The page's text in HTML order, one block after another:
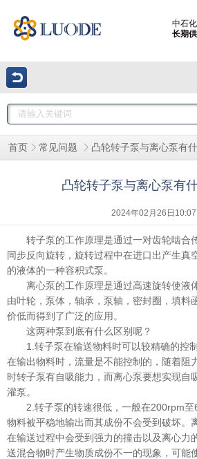
中石
长期
首页 常见问题 凸轮转子泵与离心泵有
凸轮转子泵与离心泵有
2024年02月26日10:07
转子泵的工作原理是通过一对齿轮啮合
同步反向旋转，旋转过程中在进口出产生真
的液体的一种容积式泵。
离心泵的工作原理是通过高速旋转使液
由叶轮，泵体，轴承，泵轴，密封圈，填料
价低而得到了广泛的应用。
这两种泵到底有什么区别呢？
1.转子泵在输送物料时可以较精确的控
在输出物料时，流量是不能控制的，随着阻
时转子泵有自吸能力，而离心泵要想实现自
灌泵。
2.转子泵的转速很低，一般在200rpm
物料被平稳地输出而其成份不会受到破坏。
在输送过程中会受到强力的撞击以及离心力
送混合物时产生物质成份不一的现象，可能